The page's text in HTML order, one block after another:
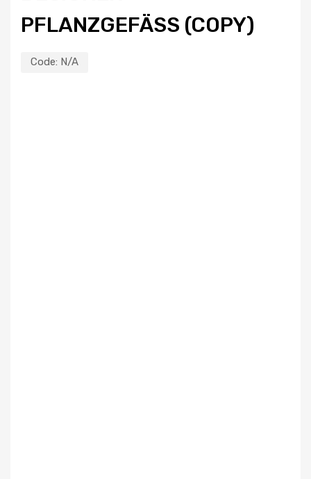
LANZGEFÄSS (COPY)
Code: N/A